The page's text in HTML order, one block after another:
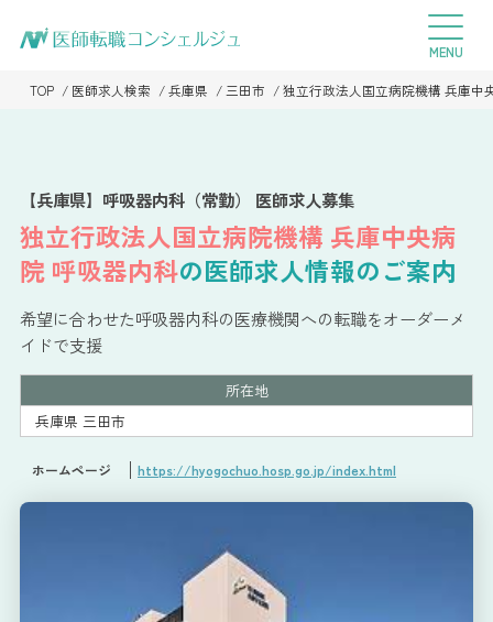
TOP 医師求人検索 兵庫県 三田市 独立行政法人国立病院機構 兵庫中
【兵庫県】呼吸器内科（常勤） 医師求人募集
独立行政法人国立病院機構 兵庫中央病
院 呼吸器内科の医師求人情報のご案内
希望に合わせた呼吸器内科の医療機関への転職をオーダーメ
イドで支援
所在地
兵庫県 三田市
ホームページ https://hyogochuo.hosp.go.jp/index.html